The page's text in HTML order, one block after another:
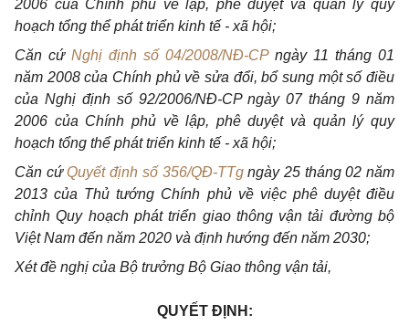
2006 của Chính phủ về lập, phê duyệt và quản lý quy
hoạch tổng thể phát triển kinh tế - xã hội;
Căn cứ Nghị định số 04/2008/NĐ-CPngày 11 tháng 01
năm 2008 của Chính phủ về sửa đổi, bổ sung một số điều
của Nghị định số 92/2006/NĐ-CP ngày 07 tháng 9 năm
2006 của Chính phủ về lập, phê duyệt và quản lý quy
hoạch tổng thể phát triển kinh tế - xã hội;
Căn cứQuyết định số 356/QĐ-TTgngày 25 tháng 02 năm
2013 của Thủ tướng Chính phủ về việc phê duyệt điều
chỉnh Quy hoạch phát triển giao thông vận tải đường bộ
Việt Nam đến năm 2020 và định hướng đến năm 2030;
Xét đề nghị của Bộ trưởng Bộ Giao thông vận tải,
QUYẾT ĐỊNH: